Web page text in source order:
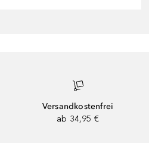
Versandkostenfrei
ab 34,95 €